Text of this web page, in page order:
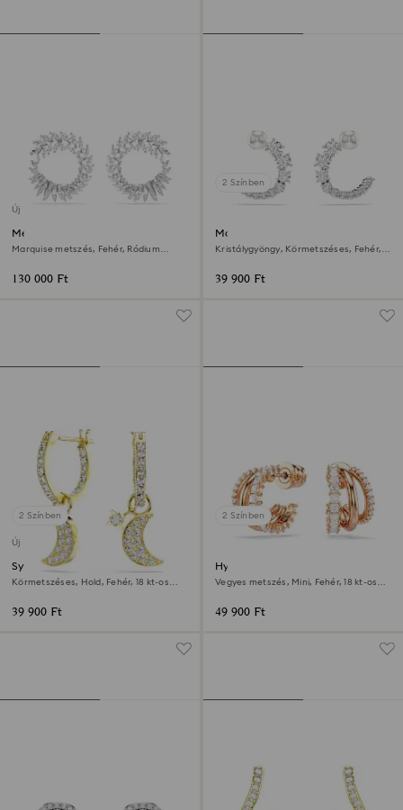
Új
Mesmera karika fülbevaló
Marquise metszés, Fehér, Ródium
130 000 Ft
2 Színben
Matrix karika fülbevaló
Kristálygyöngy, Körmetszéses, Fehér,
39 900 Ft
2 Színben
Új
Symbolica csepp alakú
fülbevaló
Körmetszéses, Hold, Fehér, 18 kt-os
39 900 Ft
2 Színben
Hyperbola karika fülbevaló
Vegyes metszés, Mini, Fehér, 18 kt-os
49 900 Ft